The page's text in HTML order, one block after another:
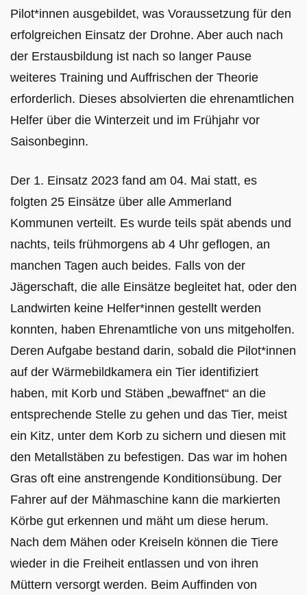
Pilot*innen ausgebildet, was Voraussetzung für den
erfolgreichen Einsatz der Drohne. Aber auch nach
der Erstausbildung ist nach so langer Pause
weiteres Training und Auffrischen der Theorie
erforderlich. Dieses absolvierten die ehrenamtlichen
Helfer über die Winterzeit und im Frühjahr vor
Saisonbeginn.
Der 1. Einsatz 2023 fand am 04. Mai statt, es
folgten 25 Einsätze über alle Ammerland
Kommunen verteilt. Es wurde teils spät abends und
nachts, teils frühmorgens ab 4 Uhr geflogen, an
manchen Tagen auch beides. Falls von der
Jägerschaft, die alle Einsätze begleitet hat, oder den
Landwirten keine Helfer*innen gestellt werden
konnten, haben Ehrenamtliche von uns mitgeholfen.
Deren Aufgabe bestand darin, sobald die Pilot*innen
auf der Wärmebildkamera ein Tier identifiziert
haben, mit Korb und Stäben „bewaffnet“ an die
entsprechende Stelle zu gehen und das Tier, meist
ein Kitz, unter dem Korb zu sichern und diesen mit
den Metallstäben zu befestigen. Das war im hohen
Gras oft eine anstrengende Konditionsübung. Der
Fahrer auf der Mähmaschine kann die markierten
Körbe gut erkennen und mäht um diese herum.
Nach dem Mähen oder Kreiseln können die Tiere
wieder in die Freiheit entlassen und von ihren
Müttern versorgt werden. Beim Auffinden von